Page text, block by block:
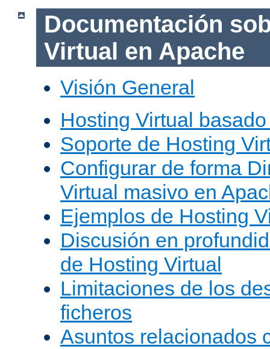
Documentación
Virtual en Apache
Visión General
Hosting Virtual
Soporte de Hosting
Configurar de forma
Virtual masivo en
Ejemplos de Hosting
Discusión en
de Hosting Virtual
Limitaciones de los
ficheros
Asuntos relacionados